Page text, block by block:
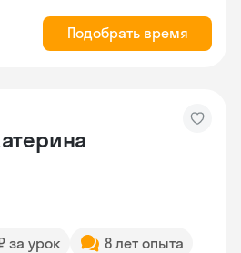
Подобрать время
за урок 8 лет опыта